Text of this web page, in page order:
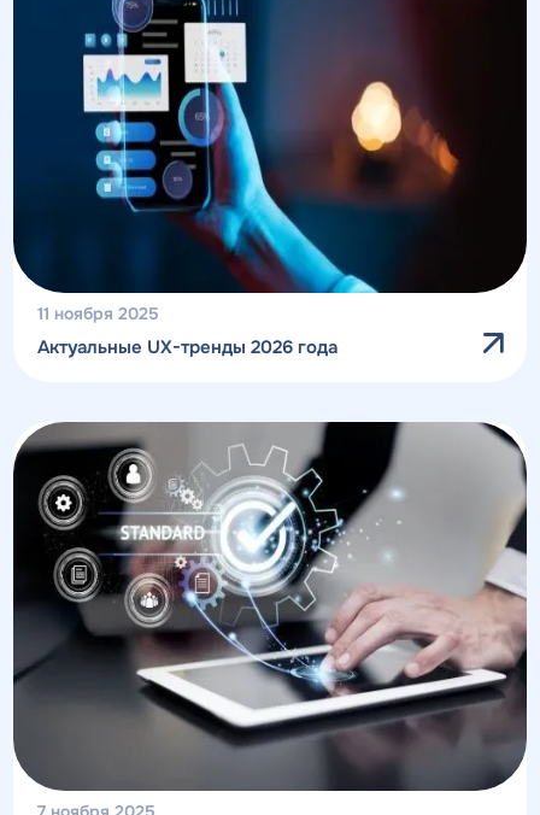
11 ноября 2025
Актуальные UX-тренды 2026 года